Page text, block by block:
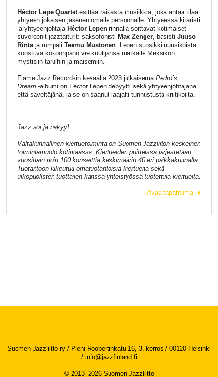
Héctor Lepe Quartetesittää raikasta musiikkia, joka antaa tilaa
yhtyeen jokaisen jäsenen omalle persoonalle. Yhtyeessä kitaristi
ja yhtyeenjohtaja Héctor Lepenrinnalla soittavat kotimaiset
suvereenit jazztaiturit: saksofonisti Max Zenger, basisti Juuso
Rintaja rumpali Teemu Mustonen. Lepen suosikkimuusikoista
koostuva kokoonpano vie kuulijansa matkalle Meksikon
mystisiin taruihin ja maisemiin.
Flame Jazz Recordsin keväällä 2023 julkaisema Pedro’s
Dream-albumi on Héctor Lepen debyytti sekä yhtyeenjohtajana
että säveltäjänä, ja se on saanut laajalti tunnustusta kriitikoilta.
Jazz soi ja näkyy!
Valtakunnallinen kiertuetoiminta on Suomen Jazzliiton keskeinen
toimintamuoto kotimaassa. Kiertueiden puitteissa järjestetään
vuosittain noin 100 konserttia keskimäärin 40 eri paikkakunnalla.
Tuotantoon lukeutuu omatuotantoisia kiertueita sekä
ulkopuolisten tuottajien kanssa yhteistyössä tuotettuja kiertueita.
Avaa tapahtuma
Suomen Jazzliitto ry / Pieni Roobertinkatu 16, 3. kerros / 00120 Helsinki
/ info@jazzfinland.fi
© 2013–2026 Suomen Jazzliitto